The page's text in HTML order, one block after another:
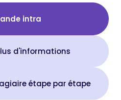
intra
d'informations
étape par étape